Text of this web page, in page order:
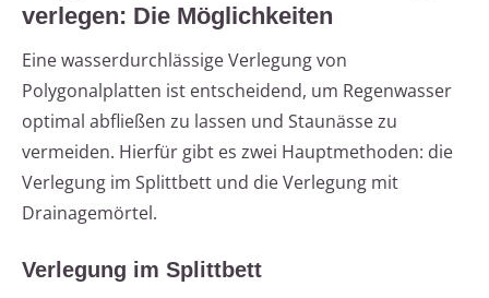
verlegen: Die Möglichkeiten
Eine wasserdurchlässige Verlegung von
Polygonalplatten ist entscheidend, um Regenwasser
optimal abfließen zu lassen und Staunässe zu
vermeiden. Hierfür gibt es zwei Hauptmethoden: die
Verlegung im Splittbett und die Verlegung mit
Drainagemörtel.
Verlegung im Splittbett